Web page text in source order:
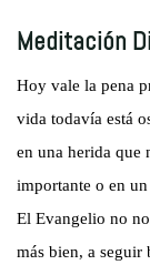
Meditación
Hoy vale la pena
vida todavía está
en una herida que
importante o en
El Evangelio no
más bien, a seguir